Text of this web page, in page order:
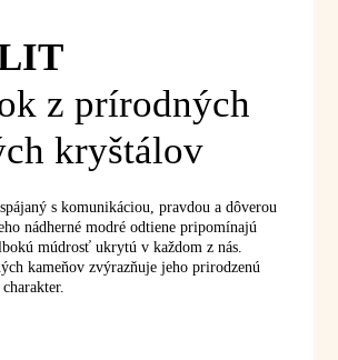
z prírodných
kryštálov
s komunikáciou, pravdou a dôverou
nádherné modré odtiene pripomínajú
múdrosť ukrytú v každom z nás.
kameňov zvýrazňuje jeho prirodzenú